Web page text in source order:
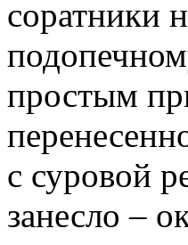
соратники
простым
с суровой
занесло –